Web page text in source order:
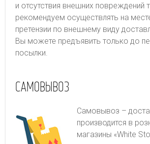
и отсутствия внешних повреждений
рекомендуем осуществлять на
претензии по внешнему виду
Вы можете предъявить только до
посылки.
САМОВЫВОЗ
Самовывоз –
производится в
магазины «White